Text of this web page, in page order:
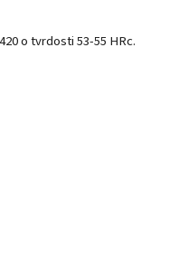
o tvrdosti 53-55 HRc.